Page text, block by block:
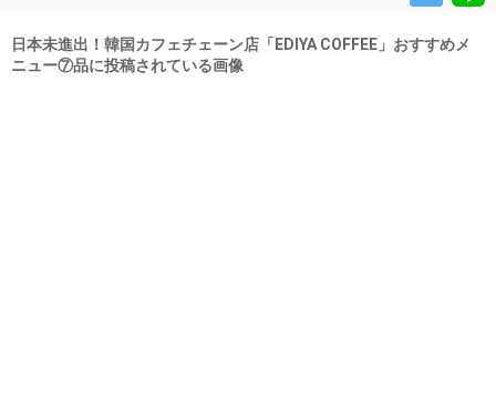
日本未進出！韓国カフェチェーン店「EDIYA COFFEE」おすすめメ
ニュー⑦品に投稿されている画像